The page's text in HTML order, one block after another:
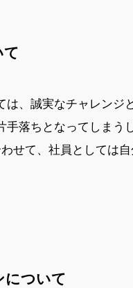
、誠実なチャレンジ
落ちとなってしまう
せて、社員としては
ついて